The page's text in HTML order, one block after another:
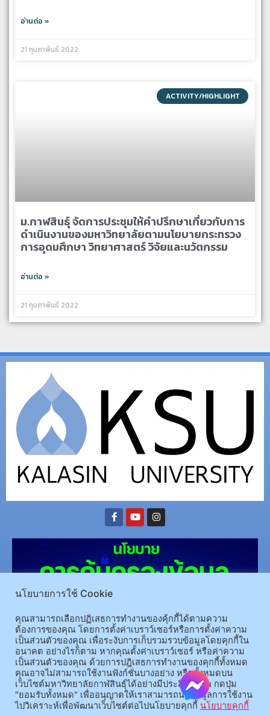
อ่านต่อ »
21 กุมภาพันธ์ 2022
ACTIVITY/HIGHLIGHT
ม.กาฬสินธุ์ จัดการประชุมให้คำปรึกษาเกี่ยวกับการ
ดำเนินงานของมหาวิทยาลัยตามนโยบายกระทรวง
การอุดมศึกษา วิทยาศาสตร์ วิจัยและนวัตกรรม
อ่านต่อ »
21 กุมภาพันธ์ 2022
(อ.นามน)13 หมู่ 14 ต.สงเปลือย อ.นามน จ.กาฬสินธุ์ 46230โทรศัพท์ : 043-602-055 โทรสาร :
043-602-044
(อ.เมือง)62/1 ถ.เกษตรสมบูรณ์ ต.กาฬสินธุ์ อ.เมือง จ.กาฬสินธุ์ 46000โทรศัพท์ 043-811128 08-
64584360 โทรสาร 043-813070
นโยบายการใช้ Cookie
คุณสามารถเลือกปฏิเสธการทำงานของคุ้กกี้ได้ตามความ
ต้องการของคุณ โดยการตั้งค่าเบราว์เซอร์หรือการตั้งค่าความ
เป็นส่วนตัวของคุณ เพื่อระงับการเก็บรวมรวบข้อมูลโดยคุกกี้ใน
อนาคต อย่างไรก็ตาม หากคุณตั้งค่าเบราว์เซอร์ หรือค่าความ
เป็นส่วนตัวของคุณ ด้วยการปฎิเสธการทำงานของคุกกี้ทั้งหมด
คุณอาจไม่สามารถใช้งานฟังก์ชั่นบางอย่าง หรือทั้งหมดบน
เว็บไซต์มหาวิทยาลัยกาฬสินธุ์ได้อย่างมีประสิทธิภาพ กดปุ่ม
"ยอมรับทั้งหมด" เพื่ออนุญาตให้เราสามารถนำข้อมูลการใช้งาน
ไปวิเคราะห์เพื่อพัฒนาเว็บไซต์ต่อไปนโยบายคุกกี้ นโยบายคุกกี้